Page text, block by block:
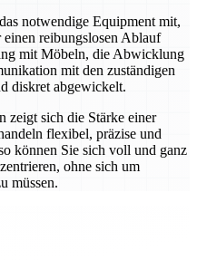
notwendige Equipment mit,
reibungslosen Ablauf
mit Möbeln, die Abwicklung
mit den zuständigen
diskret abgewickelt.
zeigt sich die Stärke einer
flexibel, präzise und
können Sie sich voll und ganz
ohne sich um
müssen.